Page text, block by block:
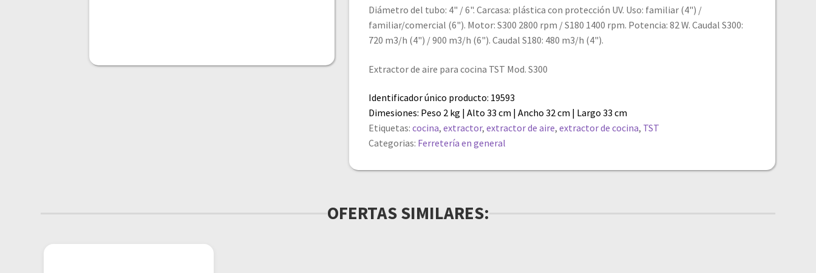
Diámetro del tubo: 4" / 6". Carcasa: plástica con protección UV. Uso: familiar (4") /
familiar/comercial (6"). Motor: S300 2800 rpm / S180 1400 rpm. Potencia: 82 W. Caudal S300:
720 m3/h (4") / 900 m3/h (6"). Caudal S180: 480 m3/h (4").
Extractor de aire para cocina TST Mod. S300
Identificador único producto: 19593
Dimesiones: Peso 2 kg | Alto 33 cm | Ancho 32 cm | Largo 33 cm
Etiquetas:cocina,extractor,extractor de aire,extractor de cocina, TST
Categorias: Ferretería en general
OFERTAS SIMILARES: